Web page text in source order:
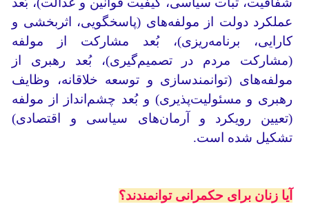
عملکرد دولت از مولفه‌های (پاسخگویی، اثربخشی و
کارایی، برنامه‌ریزی)، بُعد مشارکت از مولفه
(مشارکت مردم در تصمیم‌گیری)، بُعد رهبری از
مولفه‌های (توانمندسازی و توسعه خلاقانه، وظایف
رهبری و مسئولیت‌پذیری) و بُعد چشم‌انداز از مولفه
(تعیین رویکرد و آرمان‌های سیاسی و اقتصادی)
تشکیل شده است.
آیا زنان برای حکمرانی توانمندند؟